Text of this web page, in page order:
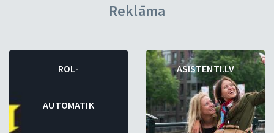
Reklāma
ROL-
AUTOMATIK
ASISTENTI.LV